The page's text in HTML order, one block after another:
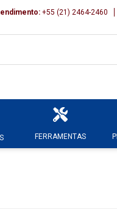
+55 (21) 2464-2460
FERRAMENTAS